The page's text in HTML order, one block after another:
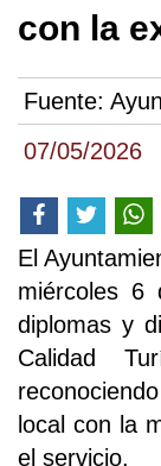
07/05/2026
con la
Fuente:
El
miércoles 6
diplomas y
Calidad
local con la
el servicio.